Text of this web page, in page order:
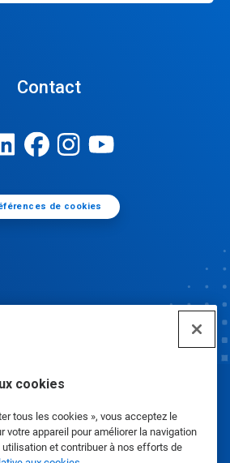
cookies
tous les cookies », vous acceptez le
votre appareil pour améliorer la navigation
et contribuer à nos efforts de
Contact
de cookies
de sécurité|Politique de